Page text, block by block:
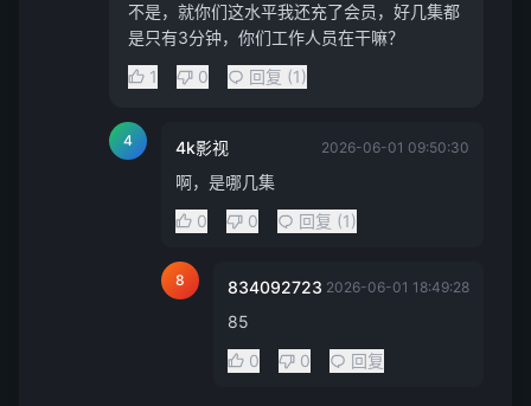
不是，就你们这水平我还充了会员，好几集都
是只有3分钟，你们工作人员在干嘛？
1
0 回复 (1)
4 4k影视 2026-06-01 09:50:30
啊，是哪几集
0
0 回复 (1)
8 834092723 2026-06-01 18:49:28
85
0
0 回复